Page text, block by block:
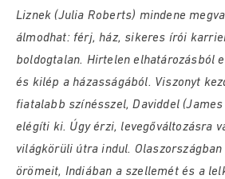
Liznek (Julia Roberts) mindene
álmodhat: férj, ház, sikeres írói
boldogtalan. Hirtelen elhatározásból
és kilép a házasságából. Viszonyt
fiatalabb színésszel, Daviddel
elégíti ki. Úgy érzi, levegőváltozásra
világkörüli útra indul.
örömeit, Indiában a szellemét és a